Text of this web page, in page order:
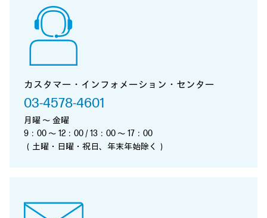
カスタマー・インフォメーション・センター
03-4578-4601
月曜 ～ 金曜
9：00 ～ 12：00 / 13：00 ～ 17：00
（土曜・日曜・祝日、年末年始除く）